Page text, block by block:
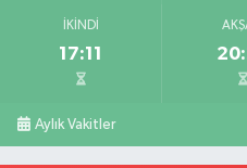
İKINDI
17:11
Aylık Vakitler